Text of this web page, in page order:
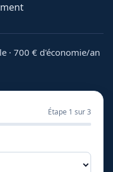
· 700 € d'économie/an
Étape 1 sur 3